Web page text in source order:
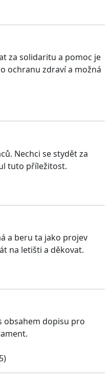
za solidaritu a pomoc je
ochranu zdraví a možná
Nechci se stydět za
tuto příležitost.
a beru ta jako projev
na letišti a děkovat.
obsahem dopisu pro